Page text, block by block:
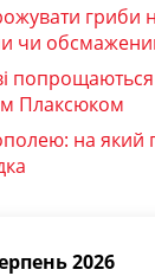
гриби
чи
попрощаються
Плаксюком
на який
2026